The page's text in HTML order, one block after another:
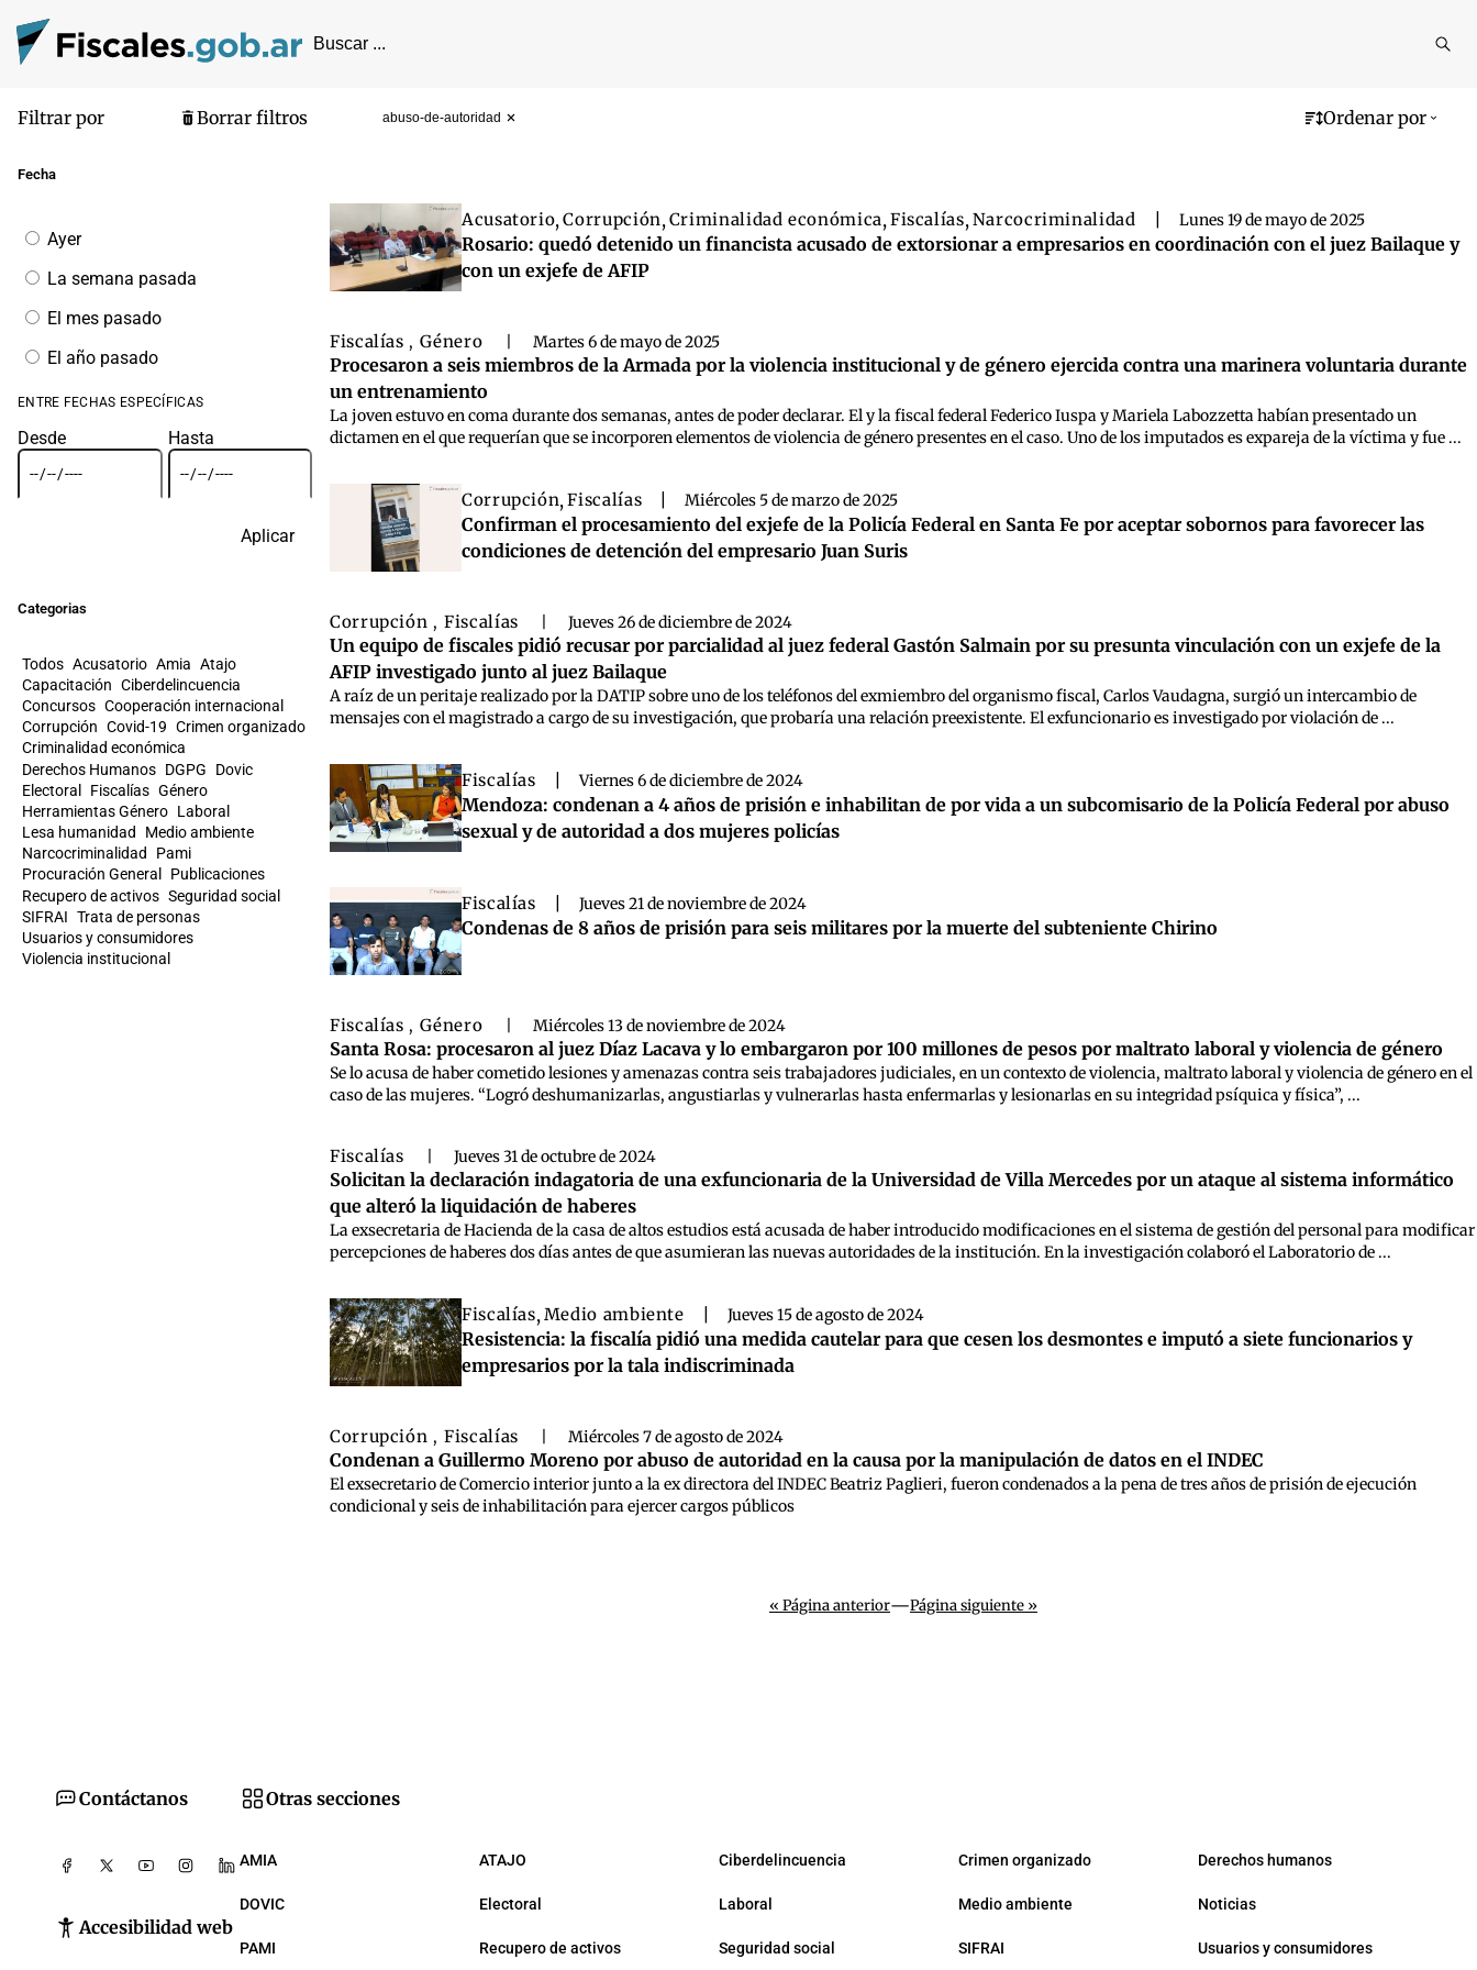
Filtrar por Borrar filtros abuso-de-autoridad Ordenar por
Fecha
Filtrar
por
fecha
Ayer
La semana pasada
El mes pasado
El año pasado
ENTRE FECHAS ESPECÍFICAS
Desde Hasta
Aplicar
Categorias
Todos Acusatorio Amia Atajo
Capacitación Ciberdelincuencia
Concursos Cooperación internacional
Corrupción Covid-19 Crimen organizado
Criminalidad económica
Derechos Humanos DGPG
Dovic
Electoral
Fiscalías Género
Herramientas Género Laboral
Lesa humanidad
Medio ambiente
Narcocriminalidad
Pami
Procuración General
Publicaciones
Recupero de activos Seguridad social
SIFRAI Trata de personas
Usuarios y consumidores
Violencia institucional
Acusatorio,Corrupción,Criminalidad económica,Fiscalías,Narcocriminalidad Lunes 19 de mayo de 2025
Rosario: quedó detenido un financista acusado de extorsionar a empresarios en coordinación con el juez Bailaque y
con un exjefe de AFIP
Fiscalías , Género Martes 6 de mayo de 2025
Procesaron a seis miembros de la Armada por la violencia institucional y de género ejercida contra una marinera voluntaria durante
un entrenamiento
La joven estuvo en coma durante dos semanas, antes de poder declarar. El y la fiscal federal Federico Iuspa y Mariela Labozzetta habían presentado un
dictamen en el que requerían que se incorporen elementos de violencia de género presentes en el caso. Uno de los imputados es expareja de la víctima y fue ...
Corrupción,Fiscalías Miércoles 5 de marzo de 2025
Confirman el procesamiento del exjefe de la Policía Federal en Santa Fe por aceptar sobornos para favorecer las
condiciones de detención del empresario Juan Suris
Corrupción , Fiscalías Jueves 26 de diciembre de 2024
Un equipo de fiscales pidió recusar por parcialidad al juez federal Gastón Salmain por su presunta vinculación con un exjefe de la
AFIP investigado junto al juez Bailaque
A raíz de un peritaje realizado por la DATIP sobre uno de los teléfonos del exmiembro del organismo fiscal, Carlos Vaudagna, surgió un intercambio de
mensajes con el magistrado a cargo de su investigación, que probaría una relación preexistente. El exfuncionario es investigado por violación de ...
Fiscalías Viernes 6 de diciembre de 2024
Mendoza: condenan a 4 años de prisión e inhabilitan de por vida a un subcomisario de la Policía Federal por abuso
sexual y de autoridad a dos mujeres policías
Fiscalías Jueves 21 de noviembre de 2024
Condenas de 8 años de prisión para seis militares por la muerte del subteniente Chirino
Fiscalías , Género Miércoles 13 de noviembre de 2024
Santa Rosa: procesaron al juez Díaz Lacava y lo embargaron por 100 millones de pesos por maltrato laboral y violencia de género
Se lo acusa de haber cometido lesiones y amenazas contra seis trabajadores judiciales, en un contexto de violencia, maltrato laboral y violencia de género en el
caso de las mujeres. “Logró deshumanizarlas, angustiarlas y vulnerarlas hasta enfermarlas y lesionarlas en su integridad psíquica y física”, ...
Fiscalías Jueves 31 de octubre de 2024
Solicitan la declaración indagatoria de una exfuncionaria de la Universidad de Villa Mercedes por un ataque al sistema informático
que alteró la liquidación de haberes
La exsecretaria de Hacienda de la casa de altos estudios está acusada de haber introducido modificaciones en el sistema de gestión del personal para modificar
percepciones de haberes dos días antes de que asumieran las nuevas autoridades de la institución. En la investigación colaboró el Laboratorio de ...
Fiscalías,Medio ambiente Jueves 15 de agosto de 2024
Resistencia: la fiscalía pidió una medida cautelar para que cesen los desmontes e imputó a siete funcionarios y
empresarios por la tala indiscriminada
Corrupción , Fiscalías Miércoles 7 de agosto de 2024
Condenan a Guillermo Moreno por abuso de autoridad en la causa por la manipulación de datos en el INDEC
El exsecretario de Comercio interior junto a la ex directora del INDEC Beatriz Paglieri, fueron condenados a la pena de tres años de prisión de ejecución
condicional y seis de inhabilitación para ejercer cargos públicos
« Página anterior—Página siguiente »
Contáctanos
Accesibilidad web
Otras secciones
AMIA ATAJO Ciberdelincuencia Crimen organizado Derechos humanos
DOVIC Electoral Laboral Medio ambiente Noticias
PAMI Recupero de activos Seguridad social SIFRAI Usuarios y consumidores